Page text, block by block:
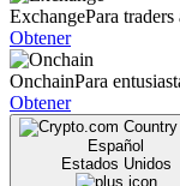
ExchangePara traders
Obtener
OnchainPara
Obtener
Español
Estados Unidos